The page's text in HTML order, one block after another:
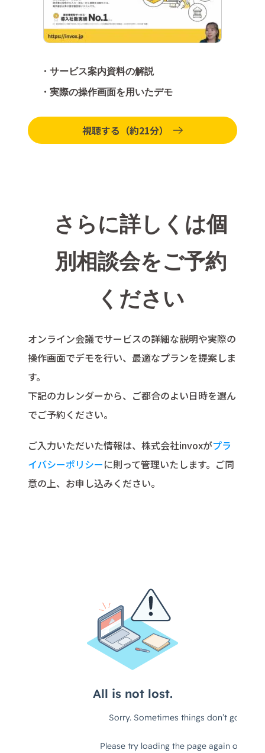
・サービス案内資料の解説
・実際の操作画面を用いたデモ
視聴する（約21分）
さらに詳しくは個
別相談会をご予約
ください
オンライン会議でサービスの詳細な説明や実際の
操作画面でデモを行い、最適なプランを提案しま
す。
下記のカレンダーから、ご都合のよい日時を選ん
でご予約ください。
ご入力いただいた情報は、株式会社invoxがプラ
イバシーポリシーに則って管理いたします。ご同
意の上、お申し込みください。